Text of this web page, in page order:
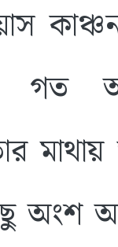
গত
অংশ